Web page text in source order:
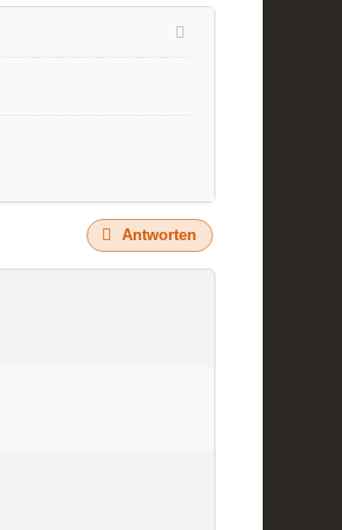
Antworten